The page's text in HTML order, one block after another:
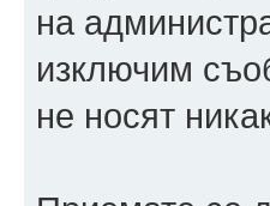
на
изключим
не носят